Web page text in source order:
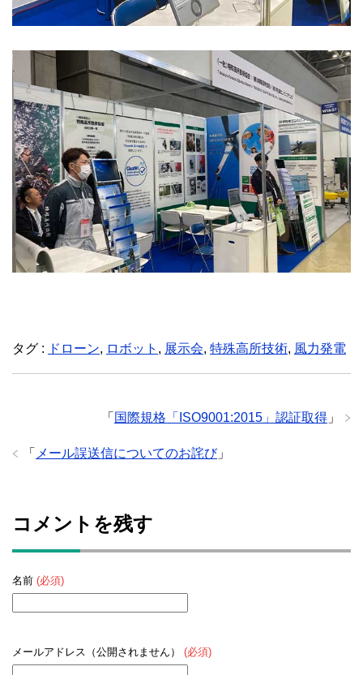
タグ : ドローン, ロボット , 展示会, 特殊高所技術, 風力発電
「 国際規格「ISO9001:2015」認証取得 」
「 メール誤送信についてのお詫び」
コメントを残す
名前 (必須)
メールアドレス（公開されません） (必須)